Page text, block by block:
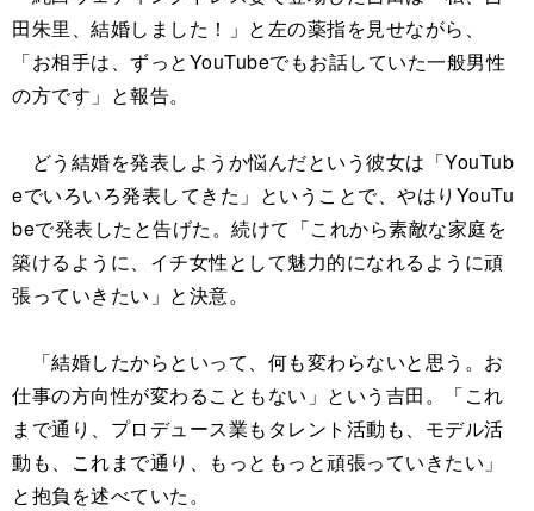
田朱里、結婚しました！」と左の薬指を見せながら、
「お相手は、ずっとYouTubeでもお話していた一般男性
の方です」と報告。
どう結婚を発表しようか悩んだという彼女は「YouTub
eでいろいろ発表してきた」ということで、やはりYouTu
beで発表したと告げた。続けて「これから素敵な家庭を
築けるように、イチ女性として魅力的になれるように頑
張っていきたい」と決意。
「結婚したからといって、何も変わらないと思う。お
仕事の方向性が変わることもない」という吉田。「これ
まで通り、プロデュース業もタレント活動も、モデル活
動も、これまで通り、もっともっと頑張っていきたい」
と抱負を述べていた。